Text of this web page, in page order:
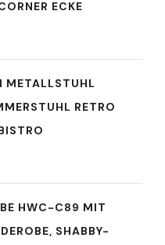
ECKE
METALLSTUHL
RETRO
HWC-C89 MIT
SHABBY-